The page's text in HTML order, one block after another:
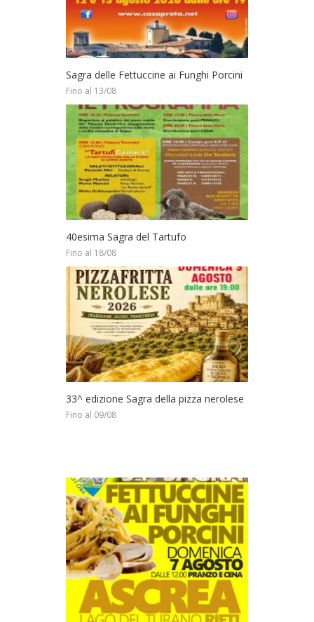
Sagra delle Fettuccine ai Funghi Porcini
Fino al 13/08
40esima Sagra del Tartufo
Fino al 18/08
33^ edizione Sagra della pizza nerolese
Fino al 09/08